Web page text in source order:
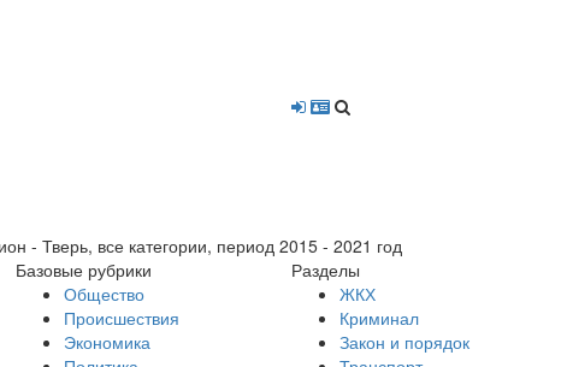
все категории, период 2015 - 2021 год
Базовые рубрики
Общество
Происшествия
Экономика
Разделы
ЖКХ
Криминал
Закон и порядок